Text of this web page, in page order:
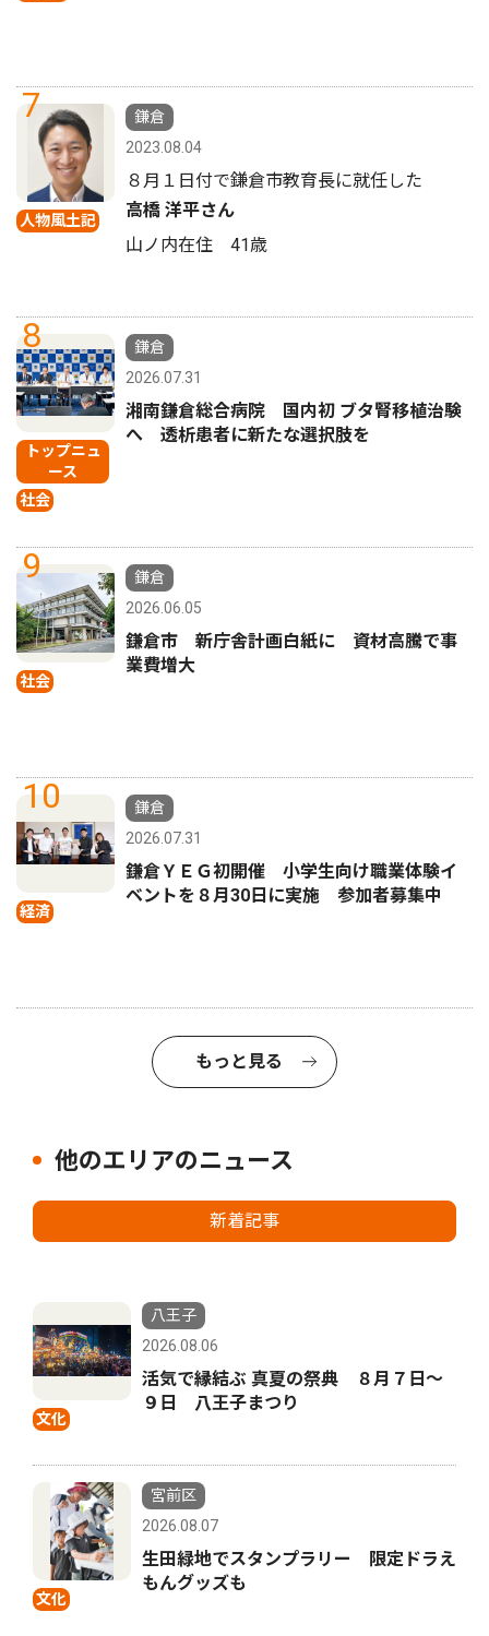
7
人物風土記
鎌倉
2023.08.04
８月１日付で鎌倉市教育長に就任した
高橋 洋平さん
山ノ内在住 41歳
8
トップニュ
ース
社会
鎌倉
2026.07.31
湘南鎌倉総合病院 国内初 ブタ腎移植治験
へ 透析患者に新たな選択肢を
9
社会
鎌倉
2026.06.05
鎌倉市 新庁舎計画白紙に 資材高騰で事
業費増大
10
経済
鎌倉
2026.07.31
鎌倉ＹＥＧ初開催 小学生向け職業体験イ
ベントを８月30日に実施 参加者募集中
もっと見る
他のエリアのニュース
新着記事
文化
八王子
2026.08.06
活気で縁結ぶ 真夏の祭典 ８月７日〜
９日 八王子まつり
文化
宮前区
2026.08.07
生田緑地でスタンプラリー 限定ドラえ
もんグッズも